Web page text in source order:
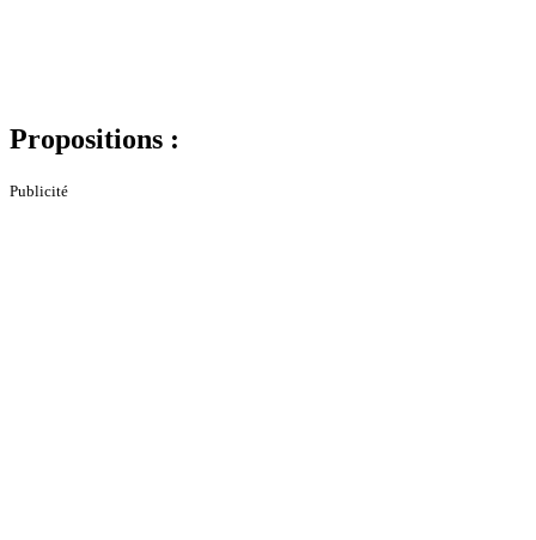
Propositions :
Publicité